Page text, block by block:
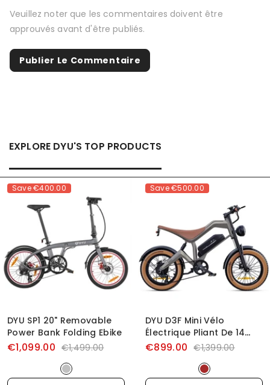
Veuillez noter que les commentaires doivent être
approuvés avant d'être publiés.
EXPLORE DYU'S TOP PRODUCTS
Save€400.00
DYU SP1 20" Removable
Power Bank Folding Ebike
€1,099.00 €1,499.00
Save€500.00
DYU D3F Mini Vélo
Électrique Pliant De 14
Pouces
€899.00 €1,399.00